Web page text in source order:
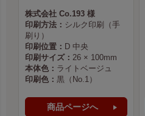
株式会社 Co.193 様
印刷方法： シルク印刷（手
刷り）
印刷位置： D 中央
印刷サイズ： 26 × 100mm
本体色： ライトベージュ
印刷色： 黒（No.1）
商品ページへ